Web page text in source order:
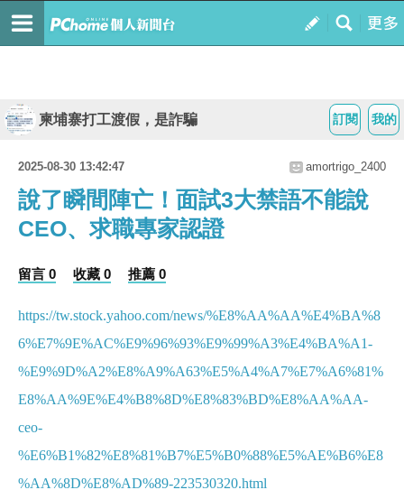
我的
訂閱
柬埔寨打工渡假，是詐騙
2025-08-30 13:42:47 amortrigo_2400
說了瞬間陣亡！面試3大禁語不能說
CEO、求職專家認證
留言 0 收藏 0 推薦 0
https://tw.stock.yahoo.com/news/%E8%AA%AA%E4%BA%8
6%E7%9E%AC%E9%96%93%E9%99%A3%E4%BA%A1-
%E9%9D%A2%E8%A9%A63%E5%A4%A7%E7%A6%81%
E8%AA%9E%E4%B8%8D%E8%83%BD%E8%AA%AA-
ceo-
%E6%B1%82%E8%81%B7%E5%B0%88%E5%AE%B6%E8
%AA%8D%E8%AD%89-223530320.html